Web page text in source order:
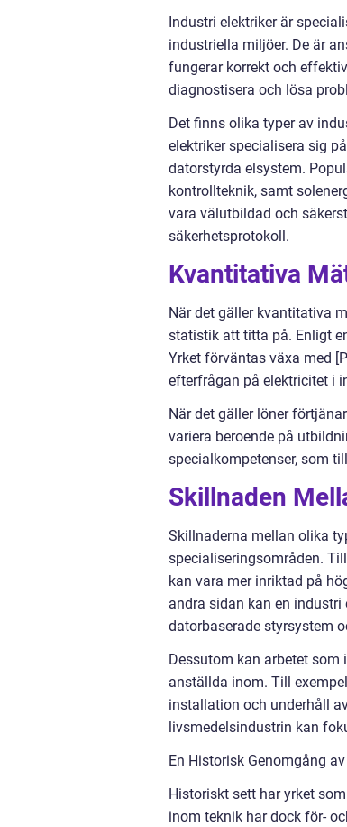
Industri elektriker är
industriella miljöer. De är
fungerar korrekt och
diagnostisera och lösa
Det finns olika typer av
elektriker specialisera sig
datorstyrda elsystem.
kontrollteknik, samt
vara välutbildad och
säkerhetsprotokoll.
Kvantitativa
När det gäller kvantitativa
statistik att titta på. Enligt
Yrket förväntas växa med
efterfrågan på elektricitet i
När det gäller löner
variera beroende på
specialkompetenser, som
Skillnaden
Skillnaderna mellan olika
specialiseringsområden.
kan vara mer inriktad på
andra sidan kan en
datorbaserade styrsystem
Dessutom kan arbetet som
anställda inom. Till
installation och underhåll
livsmedelsindustrin kan
En Historisk Genomgång
Historiskt sett har yrket
inom teknik har dock för-